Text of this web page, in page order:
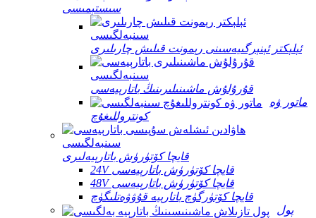
سىستېمىسى
ئېلېكتر ئېنېرگىيەسىنى رېمونت قىلىش چارىلىرى
قۇرۇلۇش ماشىنىلىرىنىڭ باتارېيەسى
ماتور ۋە
كونتروللىغۇچ
قايچا كۆتۈرۈش باتارېيەلىرى
24V قايچا كۆتۈرۈش باتارېيەسى
48V قايچا كۆتۈرۈش باتارېيەسى
قايچا كۆتۈرگۈچ باتارېيە قۇۋۋەتلىگۈچ
پول